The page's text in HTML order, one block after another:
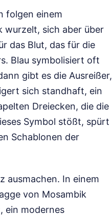
folgen einem
wurzelt, sich aber über
das Blut, das für die
Blau symbolisiert oft
gibt es die Ausreißer,
sich standhaft, ein
Dreiecken, die die
Symbol stößt, spürt
Schablonen der
ausmachen. In einem
von Mosambik
ein modernes